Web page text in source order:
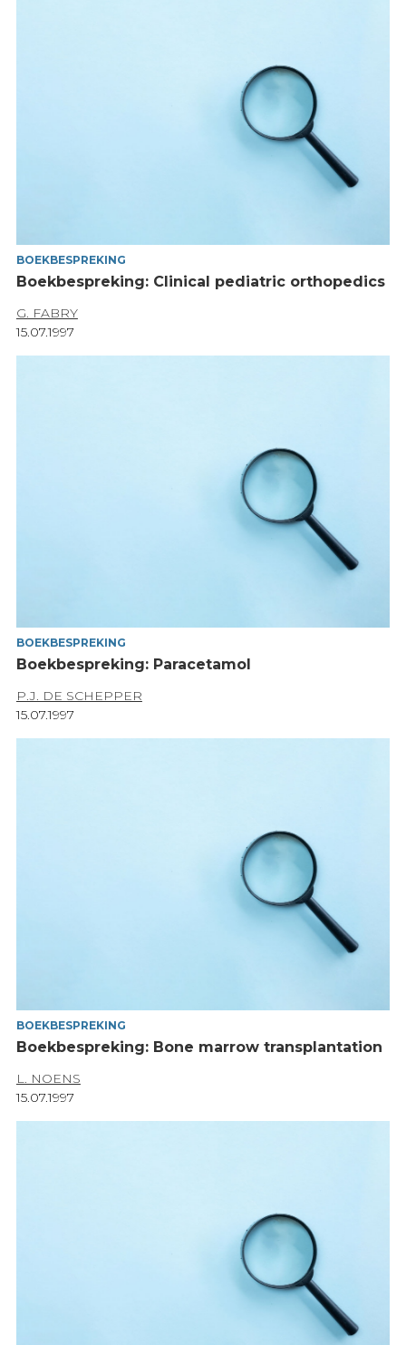
BOEKBESPREKING
Boekbespreking: Clinical pediatric orthopedics
G. FABRY
15.07.1997
BOEKBESPREKING
Boekbespreking: Paracetamol
P.J. DE SCHEPPER
15.07.1997
BOEKBESPREKING
Boekbespreking: Bone marrow transplantation
L. NOENS
15.07.1997